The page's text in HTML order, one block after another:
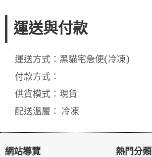
運送與付款
運送方式：黑貓宅急便(冷凍)
付款方式：
供貨模式：現貨
配送溫層： 冷凍
網站導覽 熱門分類